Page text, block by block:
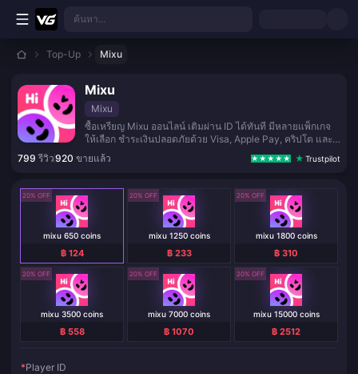
ข้ามไปเนื้อหาหลัก
ค้นหา...
Top-Up Mixu
Mixu
Mixu
ซื้อเหรียญ Mixu ออนไลน์ เติมผ่าน ID ได้ทันที มีหลายแพ็กเกจ
ให้เลือก ชำระเงินปลอดภัยด้วย Visa, Apple Pay, คริปโต และ
กระเป๋าเงินดิจิทัล
799 รีวิว920 ขายแล้ว Trustpilot
20% OFF
mixu 650 coins
฿ 124
20% OFF
mixu 1250 coins
฿ 233
20% OFF
mixu 1800 coins
฿ 310
20% OFF
mixu 3500 coins
฿ 558
20% OFF
mixu 7000 coins
฿ 1070
20% OFF
mixu 15000 coins
฿ 2512
*Player ID